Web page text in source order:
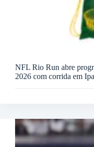
NFL Rio Run abre
2026 com corrida em